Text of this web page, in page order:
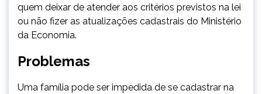
quem deixar de atender aos critérios previstos na lei
ou não fizer as atualizações cadastrais do Ministério
da Economia.
Problemas
Uma família pode ser impedida de se cadastrar na